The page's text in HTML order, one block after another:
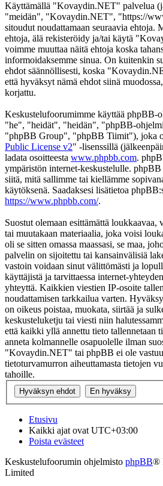
Käyttämällä "Kovaydin.NET" palvelua
"meidän", "Kovaydin.NET", "https://
sitoudut noudattamaan seuraavia ehtoja.
ehtoja, älä rekisteröidy ja/tai käytä
voimme muuttaa näitä ehtoja koska
informoidaksemme sinua. On kuitenkin
ehdot säännöllisesti, koska
että hyväksyt nämä ehdot siinä
korjattu.
Keskustelufoorumimme käyttää phpBB-
"he", "heidät", "heidän", "phpBB-
"phpBB Group", "phpBB Tiimit"), joka
Public License v2" -lisenssillä
ladata osoitteesta www.phpbb.com.
ympäristön internet-keskustelulle.
siitä, mitä sallimme tai kiellämme
käytöksenä. Saadaksesi lisätietoa
https://www.phpbb.com/.
Suostut olemaan esittämättä loukkaavaa,
tai muutakaan materiaalia, joka voisi
oli se sitten omassa maassasi, se maa,
palvelin on sijoitettu tai kansainvälisiä
vastoin voidaan sinut välittömästi ja
käyttäjistä ja tarvittaessa internet-
yhteyttä. Kaikkien viestien IP-osoite
noudattamisen tarkkailua varten.
on oikeus poistaa, muokata, siirtää ja
keskusteluketju tai viesti niin
että kaikki yllä annettu tieto tallennetaan
anneta kolmannelle osapuolelle ilman
"Kovaydin.NET" tai phpBB ei ole
tietoturvamurron aiheuttamasta tietojen
tahoille.
Etusivu
Kaikki ajat ovat UTC+03:00
Poista evästeet
Keskustelufoorumin ohjelmisto phpBB®
Limited